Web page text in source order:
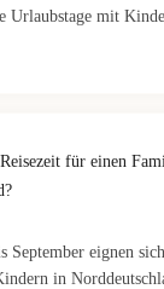
Urlaubstage mit
für einen
September eignen
in